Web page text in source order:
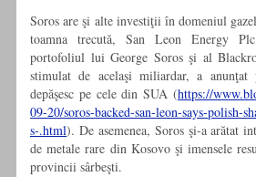
Soros are şi alte investiţii în domeniul
toamna trecută, San Leon Energy
portofoliul lui George Soros şi al
stimulat de acelaşi miliardar, a
depăşesc pe cele din SUA (https://
09-20/soros-backed-san-leon-says-polish-
s-.html). De asemenea, Soros şi-a arătat
de metale rare din Kosovo şi imensele
provincii sârbeşti.